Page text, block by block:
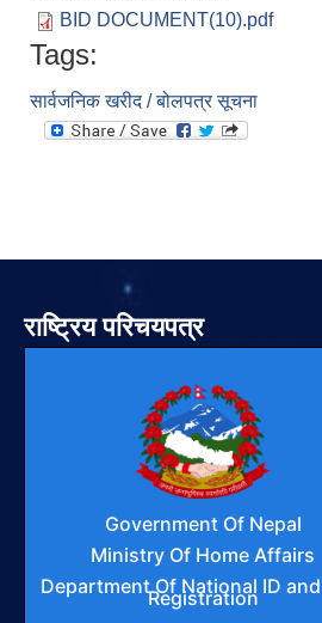
BID DOCUMENT(10).pdf
Tags:
सार्वजनिक खरीद / बोलपत्र सूचना
राष्ट्रिय परिचयपत्र